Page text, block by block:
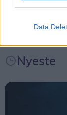
Data
samme
og en
universet.
fælles
Mad &
Nyeste